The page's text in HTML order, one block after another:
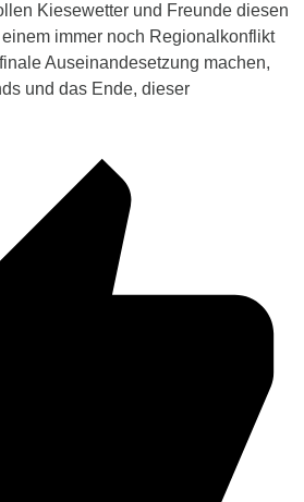
Kiesewetter und Freunde diesen
immer noch Regionalkonflikt
Auseinandesetzung machen,
und das Ende, dieser